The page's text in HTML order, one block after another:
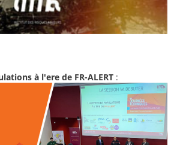
à l'ere de FR-ALERT :